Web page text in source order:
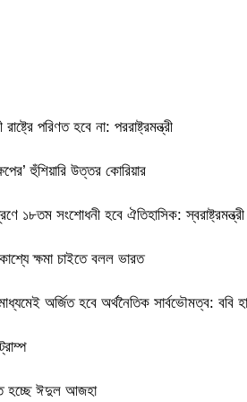
পরিণত হবে না: পররাষ্ট্রমন্ত্রী
হুঁশিয়ারি উত্তর কোরিয়ার
১৮তম সংশোধনী হবে ঐতিহাসিক: স্বরাষ্ট্রমন্ত্রী
ক্ষমা চাইতে বলল ভারত
অর্জিত হবে অর্থনৈতিক সার্বভৌমত্ব: ববি
হচ্ছে ঈদুল আজহা